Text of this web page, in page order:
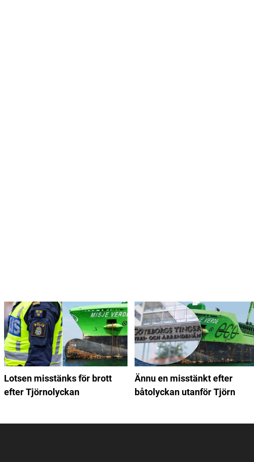
Lotsen misstänks för brott
efter Tjörnolyckan
Ännu en misstänkt efter
båtolyckan utanför Tjörn